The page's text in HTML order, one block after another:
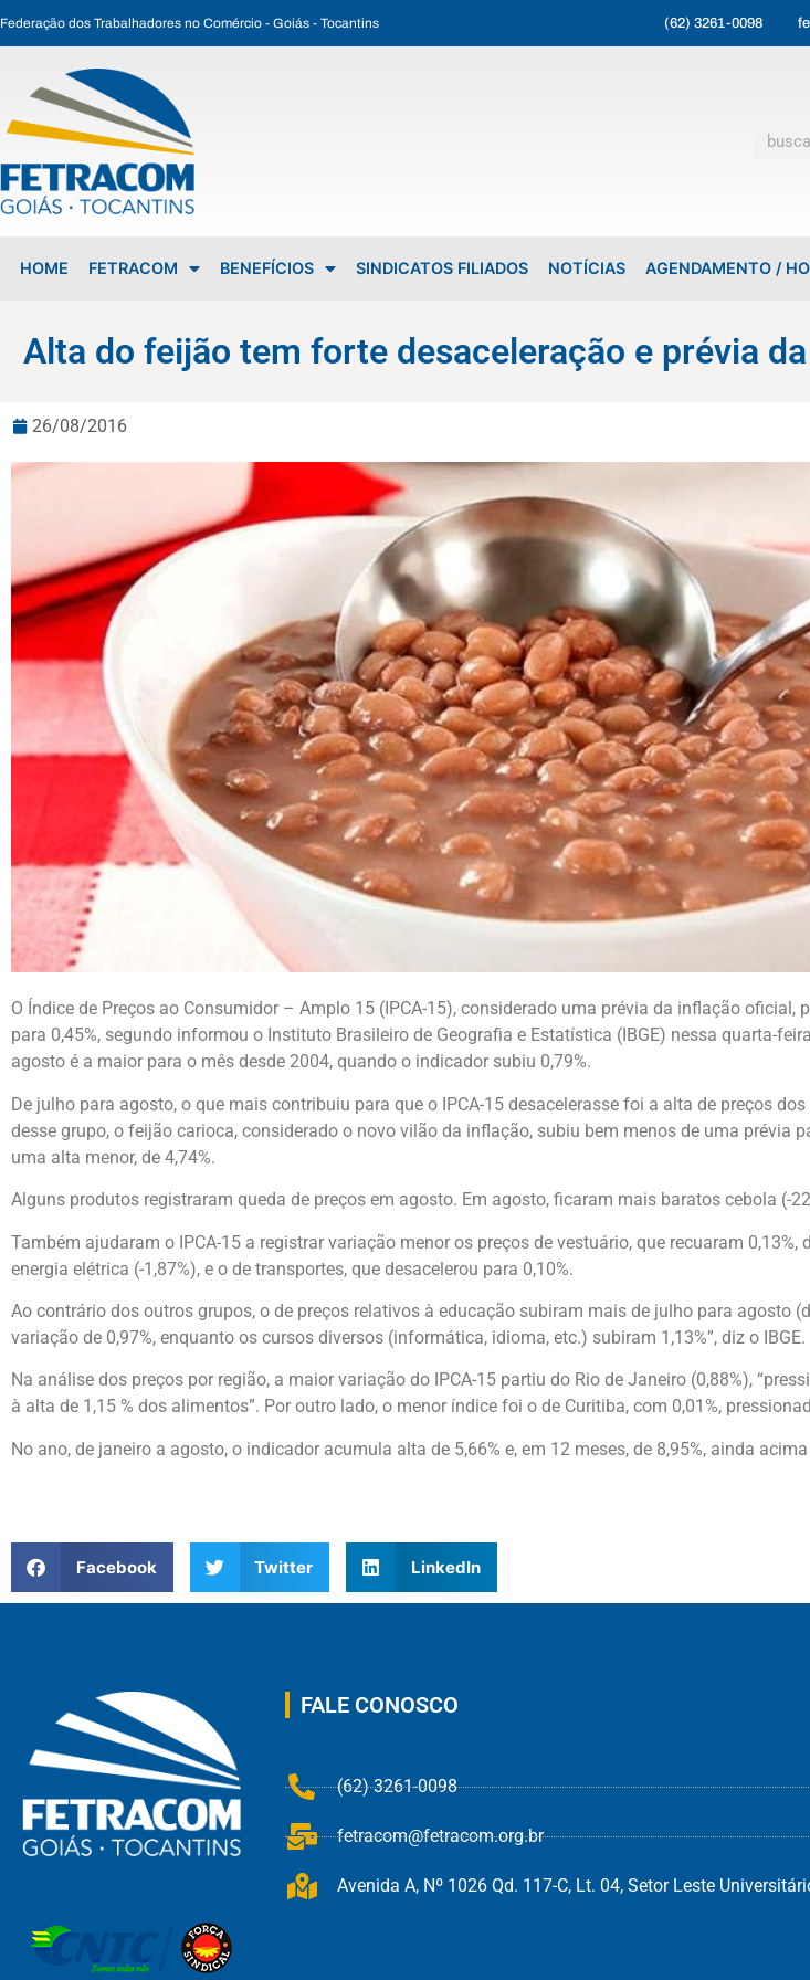
Federação dos Trabalhadores no Comércio - Goiás - Tocantins (62) 3261-0098
HOME FETRACOM BENEFÍCIOS SINDICATOS FILIADOS NOTÍCIAS AGENDAMENTO /
Alta do feijão tem forte desaceleração e prévia
26/08/2016
O Índice de Preços ao Consumidor – Amplo 15 (IPCA-15), considerado uma prévia da inflação oficial,
para 0,45%, segundo informou o Instituto Brasileiro de Geografia e Estatística (IBGE) nessa quarta-
agosto é a maior para o mês desde 2004, quando o indicador subiu 0,79%.
De julho para agosto, o que mais contribuiu para que o IPCA-15 desacelerasse foi a alta de preços
desse grupo, o feijão carioca, considerado o novo vilão da inflação, subiu bem menos de uma prévia
uma alta menor, de 4,74%.
Alguns produtos registraram queda de preços em agosto. Em agosto, ficaram mais baratos cebola (-
Também ajudaram o IPCA-15 a registrar variação menor os preços de vestuário, que recuaram
energia elétrica (-1,87%), e o de transportes, que desacelerou para 0,10%.
Ao contrário dos outros grupos, o de preços relativos à educação subiram mais de julho para agosto
variação de 0,97%, enquanto os cursos diversos (informática, idioma, etc.) subiram 1,13%”, diz o IBGE.
Na análise dos preços por região, a maior variação do IPCA-15 partiu do Rio de Janeiro (0,88%),
à alta de 1,15 % dos alimentos”. Por outro lado, o menor índice foi o de Curitiba, com 0,01%,
No ano, de janeiro a agosto, o indicador acumula alta de 5,66% e, em 12 meses, de 8,95%, ainda
Facebook Twitter LinkedIn
FALE CONOSCO
(62) 3261-0098
fetracom@fetracom.org.br
Avenida A, Nº 1026 Qd. 117-C, Lt. 04, Setor Leste